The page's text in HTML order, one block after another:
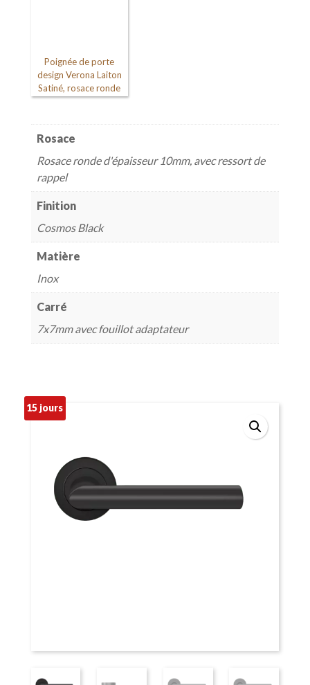
Poignée de porte
design Verona Laiton
Satiné, rosace ronde
Rosace
Rosace ronde d'épaisseur 10mm, avec ressort de
rappel
Finition
Cosmos Black
Matière
Inox
Carré
7x7mm avec fouillot adaptateur
15 jours